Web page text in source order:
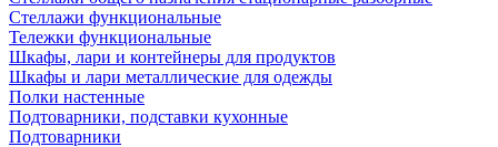
Стеллажи функциональные
Тележки функциональные
Шкафы, лари и контейнеры для продуктов
Шкафы и лари металлические для одежды
Полки настенные
Подтоварники, подставки кухонные
Подтоварники